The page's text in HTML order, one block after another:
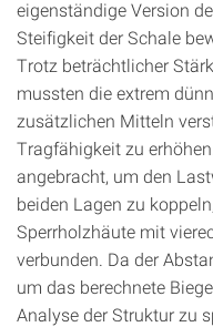
eigenständige Version
Steifigkeit der Schale
Trotz beträchtlicher
mussten die extrem
zusätzlichen Mitteln
Tragfähigkeit zu
angebracht, um den
beiden Lagen zu
Sperrholzhäute mit
verbunden. Da der
um das berechnete
Analyse der Struktur zu